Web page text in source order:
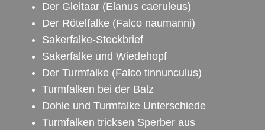
Der Gleitaar (Elanus caeruleus)
Der Rötelfalke (Falco naumanni)
Sakerfalke-Steckbrief
Sakerfalke und Wiedehopf
Der Turmfalke (Falco tinnunculus)
Turmfalken bei der Balz
Dohle und Turmfalke Unterschiede
Turmfalken tricksen Sperber aus